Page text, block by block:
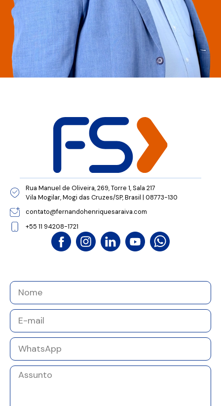
Rua Manuel de Oliveira, 269, Torre 1, Sala 217
Vila Mogilar, Mogi das Cruzes/SP, Brasil | 08773-130
contato@fernandohenriquesaraiva.com
+55 11 94208-1721